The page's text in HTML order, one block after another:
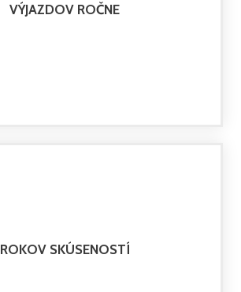
VÝJAZDOV ROČNE
ROKOV SKÚSENOSTÍ